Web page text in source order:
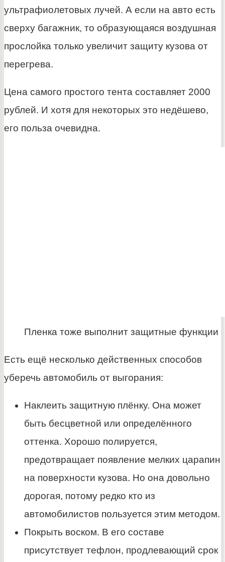
ультрафиолетовых лучей. А если на авто есть
сверху багажник, то образующаяся воздушная
прослойка только увеличит защиту кузова от
перегрева.
Цена самого простого тента составляет 2000
рублей. И хотя для некоторых это недёшево,
его польза очевидна.
Пленка тоже выполнит защитные функции
Есть ещё несколько действенных способов
уберечь автомобиль от выгорания:
Наклеить защитную плёнку. Она может
быть бесцветной или определённого
оттенка. Хорошо полируется,
предотвращает появление мелких царапин
на поверхности кузова. Но она довольно
дорогая, потому редко кто из
автомобилистов пользуется этим методом.
Покрыть воском. В его составе
присутствует тефлон, продлевающий срок